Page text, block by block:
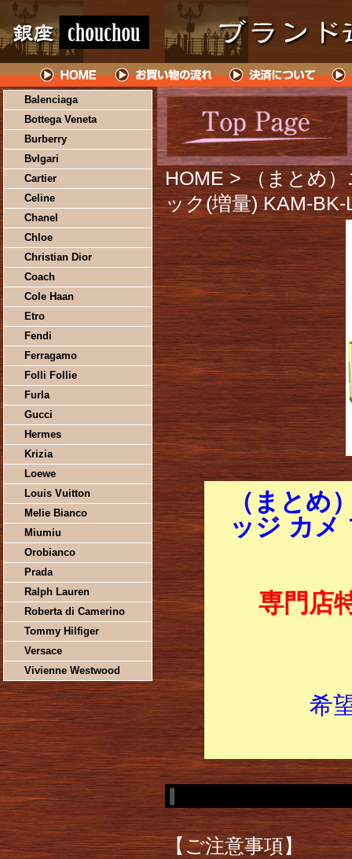
Balenciaga
Bottega Veneta
Burberry
Bvlgari
Cartier
Celine
Chanel
Chloe
Christian Dior
Coach
Cole Haan
Etro
Fendi
Ferragamo
Folli Follie
Furla
Gucci
Hermes
Krizia
Loewe
Louis Vuitton
Melie Bianco
Miumiu
Orobianco
Prada
Ralph Lauren
Roberta di Camerino
Tommy Hilfiger
Versace
Vivienne Westwood
HOME > （まとめ
ック(増量) KAM-
（まとめ
ッジ カメ
専門店
希
【ご注意事項】